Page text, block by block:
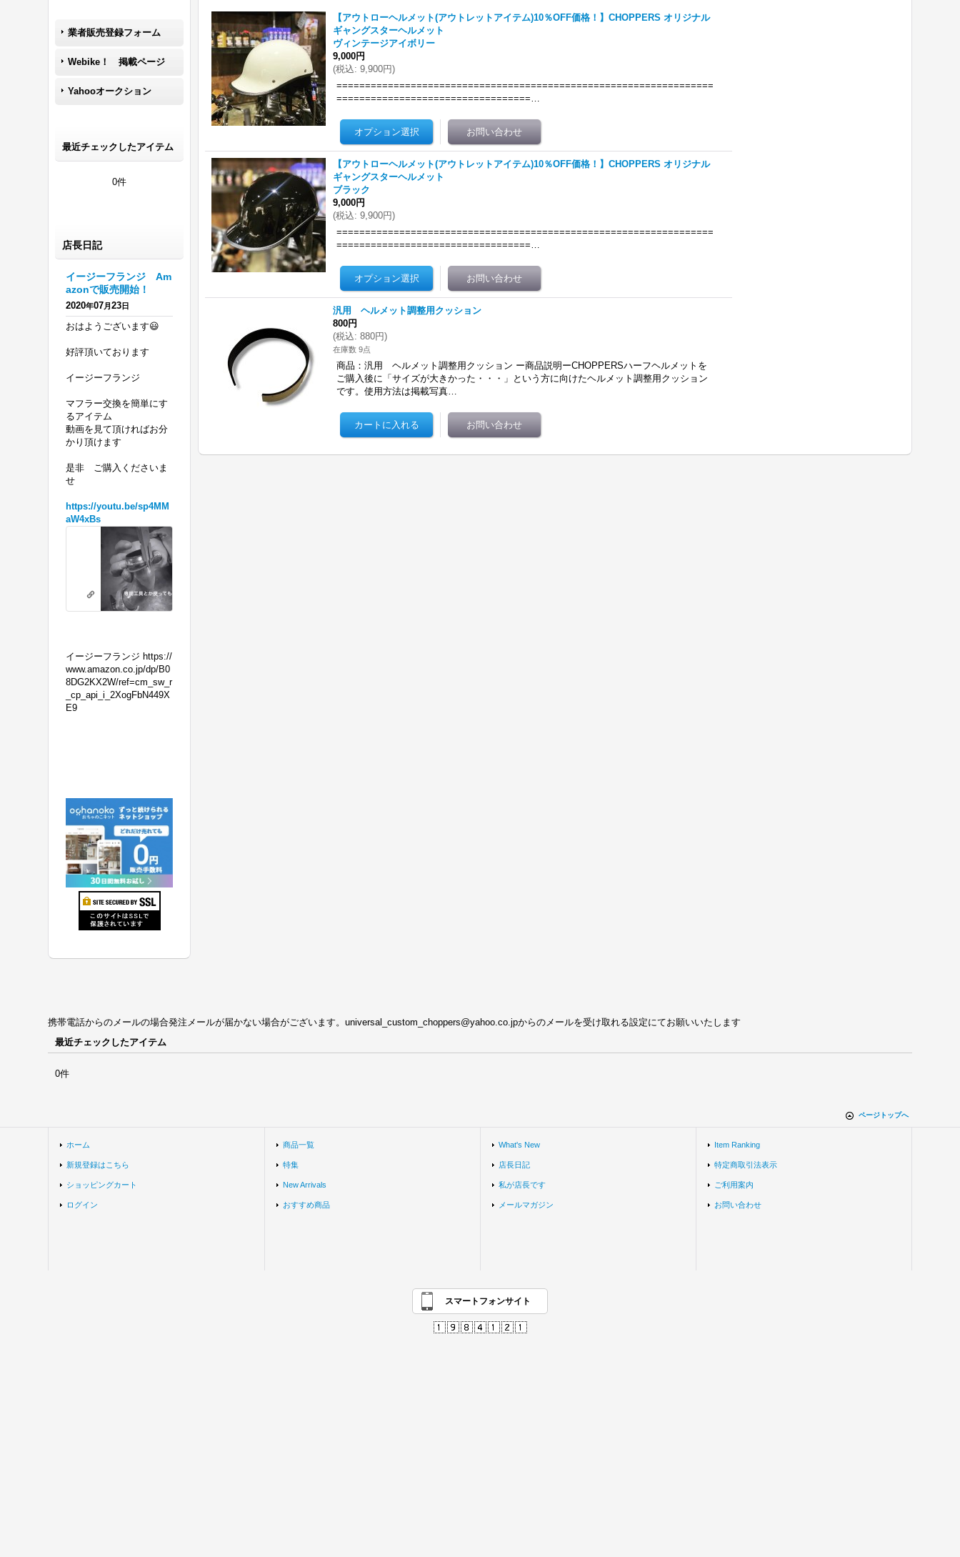
業者販売登録フォーム
Webike！ 掲載ページ
Yahooオークション
最近チェックしたアイテム
0件
店長日記
イージーフランジ Am
azonで販売開始！
2020年07月23日
おはようございます😃
好評頂いております
イージーフランジ
マフラー交換を簡単にす
るアイテム
動画を見て頂ければお分
かり頂けます
是非 ご購入くださいま
せ
https://youtu.be/sp4MM
aW4xBs
ー
ラ
ー
交
換！
リテーニングリングの必要がないフランジを 販売開始！ エボ、ツインカム、スポーツスターに適合します ショッピングサイトよりお買い求め頂けますhttps://ucchoppers.ocnk.net/product/282
youtu.be
イージーフランジ https://
www.amazon.co.jp/dp/B0
8DG2KX2W/ref=cm_sw_r
_cp_api_i_2XogFbN449X
E9
【アウトローヘルメット(アウトレットアイテム)10％OFF価格！】CHOPPERS オリジナル
ギャングスターヘルメット
ヴィンテージアイボリー
9,000円
(税込: 9,900円)
==================================================================
==================================…
【アウトローヘルメット(アウトレットアイテム)10％OFF価格！】CHOPPERS オリジナル
ギャングスターヘルメット
ブラック
9,000円
(税込: 9,900円)
==================================================================
==================================…
汎用 ヘルメット調整用クッション
800円
(税込: 880円)
在庫数 9点
商品：汎用 ヘルメット調整用クッション ー商品説明ーCHOPPERSハーフヘルメットを
ご購入後に「サイズが大きかった・・・」という方に向けたヘルメット調整用クッション
です。使用方法は掲載写真…
携帯電話からのメールの場合発注メールが届かない場合がございます。universal_custom_choppers@yahoo.co.jpからのメールを受け取れる設定にてお願いいたします
最近チェックしたアイテム
0件
ページトップへ
ホーム
新規登録はこちら
ショッピングカート
ログイン
商品一覧
特集
New Arrivals
おすすめ商品
What's New
店長日記
私が店長です
メールマガジン
Item Ranking
特定商取引法表示
ご利用案内
お問い合わせ
スマートフォンサイト